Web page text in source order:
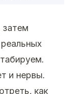
затем
и нервы.
как